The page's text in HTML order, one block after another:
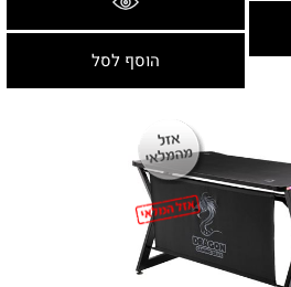
הוסף לסל